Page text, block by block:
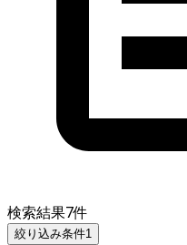
検索結果7件
絞り込み条件1